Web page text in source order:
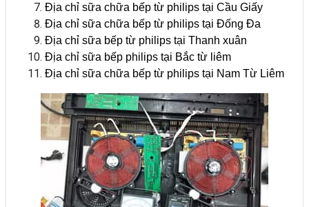
Địa chỉ sữa chữa bếp từ philips tại Cầu Giấy
Địa chỉ sữa chữa bếp từ philips tại Đống Đa
Địa chỉ sữa bếp từ philips tại Thanh xuân
Địa chỉ sữa bếp philips tại Bắc từ liêm
Địa chỉ sữa chữa bếp từ philips tại Nam Từ Liêm